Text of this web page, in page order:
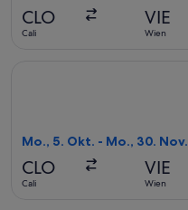
CLO
Cali
VIE
Wien
Mo., 5. Okt. - Mo., 30. Nov.
CLO
Cali
VIE
Wien